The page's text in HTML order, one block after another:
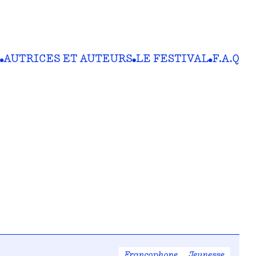
AUTRICES ET AUTEURS LE FESTIVAL F.A.Q